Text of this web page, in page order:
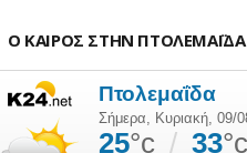
Ο ΚΑΙΡΟΣ ΣΤΗΝ ΠΤΟΛΕΜΑΪΔΑ